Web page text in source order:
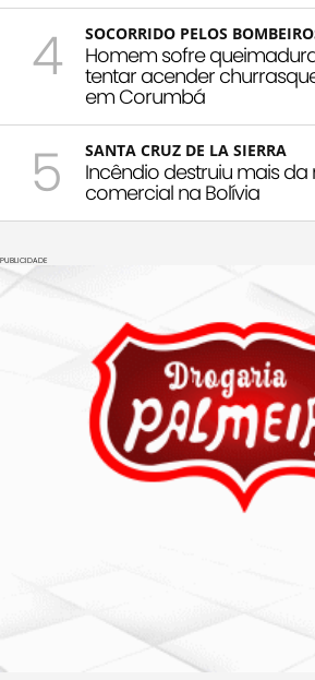
4 SOCORRIDO PELOS
Homem sofre
tentar acender
em Corumbá
5 SANTA CRUZ DE LA SIERRA
Incêndio destruiu mais
comercial na Bolívia
PUBLICIDADE